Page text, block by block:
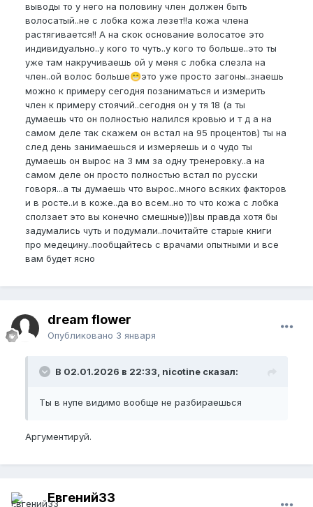
выводы то у него на половину член должен быть
волосатый..не с лобка кожа лезет!!а кожа члена
растягивается!! А на скок основание волосатое это
индивидуально..у кого то чуть..у кого то больше..это ты
уже там накручиваешь ой у меня с лобка слезла на
член..ой волос больше😁это уже просто загоны..знаешь
можно к примеру сегодня позаниматься и измерить
член к примеру стоячий..сегодня он у тя 18 (а ты
думаешь что он полностью налился кровью и т д а на
самом деле так скажем он встал на 95 процентов) ты на
след день занимаешься и измеряешь и о чудо ты
думаешь он вырос на 3 мм за одну тренеровку..а на
самом деле он просто полностью встал по русски
говоря...а ты думаешь что вырос..много всяких факторов
и в росте..и в коже..да во всем..но то что кожа с лобка
сползает это вы конечно смешные)))вы правда хотя бы
задумались чуть и подумали..почитайте старые книги
про медецину..пообщайтесь с врачами опытными и все
вам будет ясно
dream flower
Опубликовано 3 января
В 02.01.2026 в 22:33, nicotine сказал:
Ты в нупе видимо вообще не разбираешься
Аргументируй.
Евгений33